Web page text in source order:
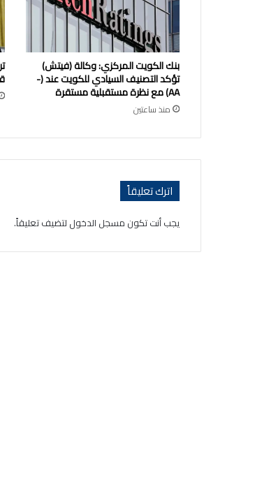
بنك الكويت المركزي: وكالة (فيتش)
تؤكد التصنيف السيادي للكويت عند (-
AA) مع نظرة مستقبلية مستقرة
منذ ساعتين
اترك تعليقاً
يجب أنت تكون مسجل الدخول لتضيف تعليقاً.